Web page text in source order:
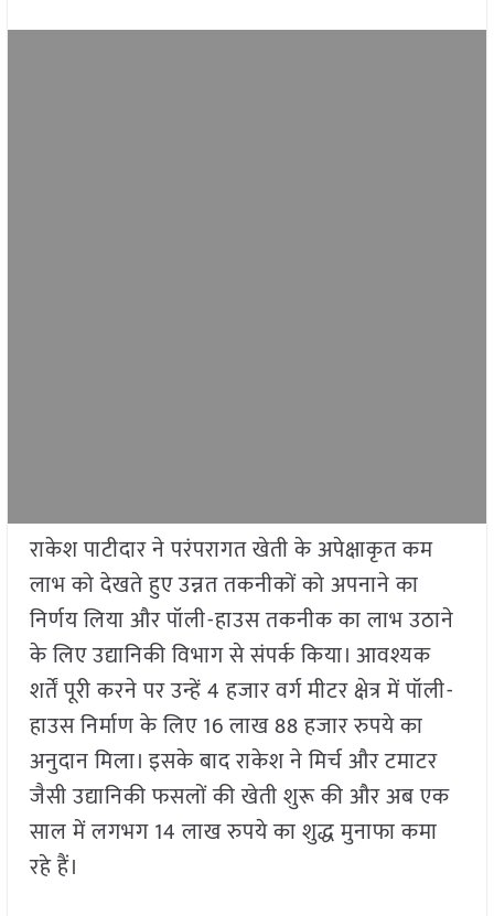
राकेश पाटीदार ने परंपरागत खेती के अपेक्षाकृत कम
लाभ को देखते हुए उन्नत तकनीकों को अपनाने का
निर्णय लिया और पॉली-हाउस तकनीक का लाभ उठाने
के लिए उद्यानिकी विभाग से संपर्क किया। आवश्यक
शर्तें पूरी करने पर उन्हें 4 हजार वर्ग मीटर क्षेत्र में पॉली-
हाउस निर्माण के लिए 16 लाख 88 हजार रुपये का
अनुदान मिला। इसके बाद राकेश ने मिर्च और टमाटर
जैसी उद्यानिकी फसलों की खेती शुरू की और अब एक
साल में लगभग 14 लाख रुपये का शुद्ध मुनाफा कमा
रहे हैं।